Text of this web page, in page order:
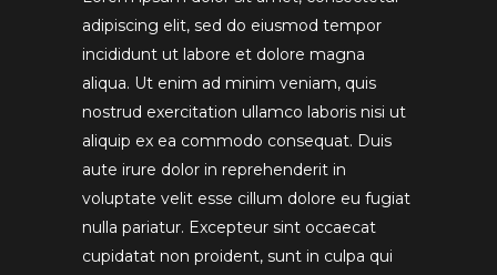
adipiscing elit, sed do eiusmod tempor
incididunt ut labore et dolore magna
aliqua. Ut enim ad minim veniam, quis
nostrud exercitation ullamco laboris nisi ut
aliquip ex ea commodo consequat. Duis
aute irure dolor in reprehenderit in
voluptate velit esse cillum dolore eu fugiat
nulla pariatur. Excepteur sint occaecat
cupidatat non proident, sunt in culpa qui